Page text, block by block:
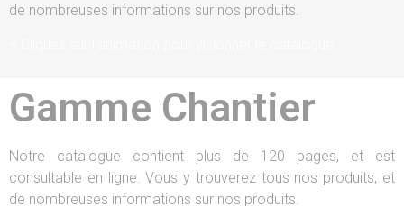
de nombreuses informations sur nos produits.
Gamme Chantier
Notre catalogue contient plus de 120 pages, et est
consultable en ligne. Vous y trouverez tous nos produits, et
de nombreuses informations sur nos produits.